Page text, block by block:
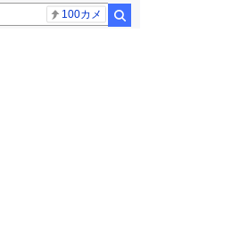
100カメ